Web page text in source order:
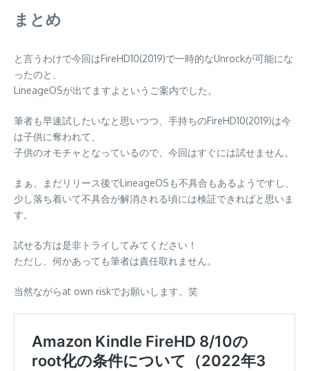
まとめ
と言うわけで今回はFireHD10(2019)で一時的なUnrockが可能にな
ったのと、
LineageOSが出てますよというご案内でした。
筆者も早速試したいなと思いつつ、手持ちのFireHD10(2019)は今
は子供に奪われて、
子供のオモチャとなっているので、今回はすぐには試せません。
まぁ、まだリリース後でLineageOSも不具合もあるようですし、
少し落ち着いて不具合が解消される頃には検証できればと思いま
す。
試せる方は是非トライしてみてください！
ただし、何かあっても筆者は責任取れません。
当然ながらat own riskでお願いします。笑